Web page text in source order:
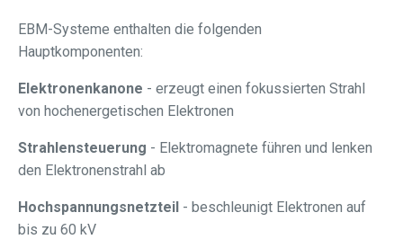
EBM-Systeme enthalten die folgenden
Hauptkomponenten:
Elektronenkanone - erzeugt einen fokussierten Strahl
von hochenergetischen Elektronen
Strahlensteuerung - Elektromagnete führen und lenken
den Elektronenstrahl ab
Hochspannungsnetzteil - beschleunigt Elektronen auf
bis zu 60 kV